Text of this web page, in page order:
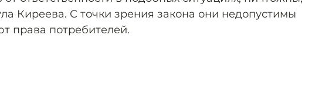
Киреева. С точки зрения закона они недопустимы
права потребителей.